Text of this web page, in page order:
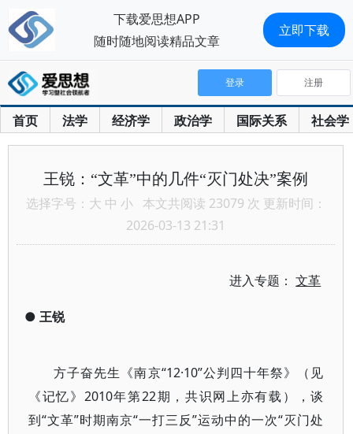
首页 法学 经济学 政治学 国际关系 社会学
登录 注册
王锐：“文革”中的几件“灭门处决”案例
选择字号： 大 中 小 本文共阅读 23079 次 更新时间：
2026-03-13 21:31
进入专题：文革
● 王锐
方子奋先生《南京“12·10”公判四十年祭》（见
《记忆》2010年第22期，共识网上亦有载），谈
到“文革”时期南京“一打三反”运动中的一次“灭门处
下载爱思想APP
随时随地阅读精品文章
立即下载